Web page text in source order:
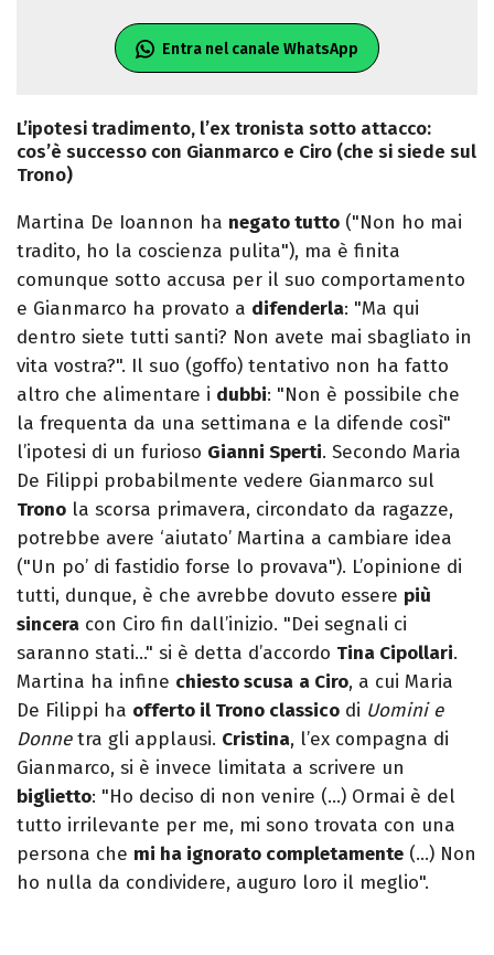
Entra nel canale WhatsApp
L’ipotesi tradimento, l’ex tronista sotto attacco:
cos’è successo con Gianmarco e Ciro (che si siede sul
Trono)
Martina De Ioannon ha negato tutto ("Non ho mai
tradito, ho la coscienza pulita"), ma è finita
comunque sotto accusa per il suo comportamento
e Gianmarco ha provato a difenderla: "Ma qui
dentro siete tutti santi? Non avete mai sbagliato in
vita vostra?". Il suo (goffo) tentativo non ha fatto
altro che alimentare i dubbi: "Non è possibile che
la frequenta da una settimana e la difende così"
l’ipotesi di un furioso Gianni Sperti. Secondo Maria
De Filippi probabilmente vedere Gianmarco sul
Trono la scorsa primavera, circondato da ragazze,
potrebbe avere ‘aiutato’ Martina a cambiare idea
("Un po’ di fastidio forse lo provava"). L’opinione di
tutti, dunque, è che avrebbe dovuto essere più
sincera con Ciro fin dall’inizio. "Dei segnali ci
saranno stati…" si è detta d’accordo Tina Cipollari.
Martina ha infine chiesto scusa a Ciro, a cui Maria
De Filippi ha offerto il Trono classico di Uomini e
Donnetra gli applausi. Cristina, l’ex compagna di
Gianmarco, si è invece limitata a scrivere un
biglietto: "Ho deciso di non venire (…) Ormai è del
tutto irrilevante per me, mi sono trovata con una
persona che mi ha ignorato completamente (…) Non
ho nulla da condividere, auguro loro il meglio".